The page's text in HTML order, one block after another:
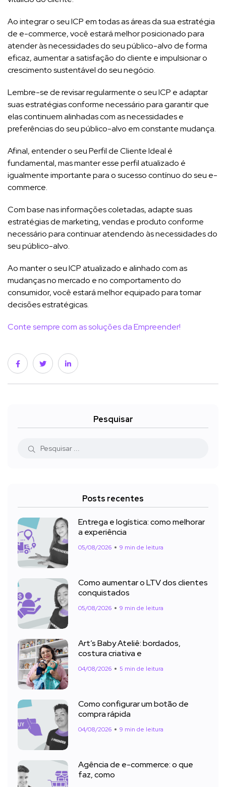
Ao integrar o seu ICP em todas as áreas da sua estratégia
de e-commerce, você estará melhor posicionado para
atender às necessidades do seu público-alvo de forma
eficaz, aumentar a satisfação do cliente e impulsionar o
crescimento sustentável do seu negócio.
Lembre-se de revisar regularmente o seu ICP e adaptar
suas estratégias conforme necessário para garantir que
elas continuem alinhadas com as necessidades e
preferências do seu público-alvo em constante mudança.
Afinal, entender o seu Perfil de Cliente Ideal é
fundamental, mas manter esse perfil atualizado é
igualmente importante para o sucesso contínuo do seu e-
commerce.
Com base nas informações coletadas, adapte suas
estratégias de marketing, vendas e produto conforme
necessário para continuar atendendo às necessidades do
seu público-alvo.
Ao manter o seu ICP atualizado e alinhado com as
mudanças no mercado e no comportamento do
consumidor, você estará melhor equipado para tomar
decisões estratégicas.
Conte sempre com as soluções da Empreender!
Pesquisar
Posts recentes
Entrega e logística: como melhorar
a experiência
05/08/2026 9 min de leitura
Como aumentar o LTV dos clientes
conquistados
05/08/2026 9 min de leitura
Art’s Baby Ateliê: bordados,
costura criativa e
04/08/2026 5 min de leitura
Como configurar um botão de
compra rápida
04/08/2026 9 min de leitura
Agência de e-commerce: o que
faz, como